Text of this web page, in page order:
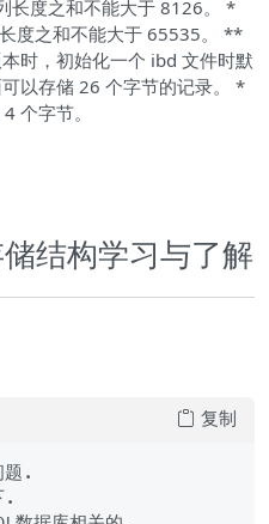
长度之和不能大于 8126。 *
度之和不能大于 65535。 **
时，初始化一个 ibd 文件时默
以存储 26 个字节的记录。 *
个字节。
结构学习与了解
题.
.
复制